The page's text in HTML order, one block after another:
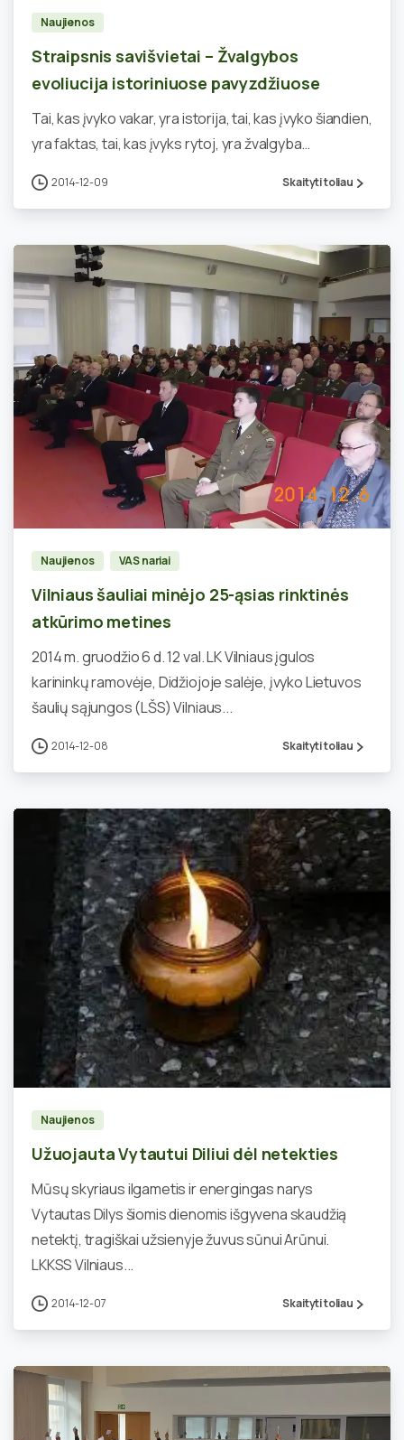
Naujienos
Straipsnis savišvietai – Žvalgybos
evoliucija istoriniuose pavyzdžiuose
Tai, kas įvyko vakar, yra istorija, tai, kas įvyko šiandien,
yra faktas, tai, kas įvyks rytoj, yra žvalgyba…
2014-12-09 Skaityti toliau
4
Naujienos VAS nariai
Vilniaus šauliai minėjo 25-ąsias rinktinės
atkūrimo metines
2014 m. gruodžio 6 d. 12 val. LK Vilniaus įgulos
karininkų ramovėje, Didžiojoje salėje, įvyko Lietuvos
šaulių sąjungos (LŠS) Vilniaus...
2014-12-08 Skaityti toliau
1
Naujienos
Užuojauta Vytautui Diliui dėl netekties
Mūsų skyriaus ilgametis ir energingas narys
Vytautas Dilys šiomis dienomis išgyvena skaudžią
netektį, tragiškai užsienyje žuvus sūnui Arūnui.
LKKSS Vilniaus...
2014-12-07 Skaityti toliau